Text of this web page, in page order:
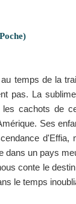
temps de la
pas. La
les cachots de
Ses
d'Effia,
dans un pays
conte le destin
le temps